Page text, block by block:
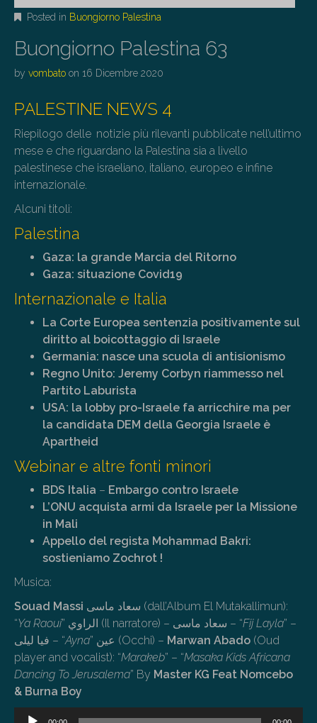
Posted in Buongiorno Palestina
Buongiorno Palestina 63
by vombato on 16 Dicembre 2020
PALESTINE NEWS 4
Riepilogo delle notizie più rilevanti pubblicate nell’ultimo
mese e che riguardano la Palestina sia a livello
palestinese che israeliano, italiano, europeo e infine
internazionale.
Alcuni titoli:
Palestina
Gaza: la grande Marcia del Ritorno
Gaza: situazione Covid19
Internazionale e Italia
La Corte Europea sentenzia positivamente sul
diritto al boicottaggio di Israele
Germania: nasce una scuola di antisionismo
Regno Unito: Jeremy Corbyn riammesso nel
Partito Laburista
USA: la lobby pro-Israele fa arricchire ma per
la candidata DEM della Georgia Israele è
Apartheid
Webinar e altre fonti minori
BDS Italia – Embargo contro Israele
L’ONU acquista armi da Israele per la Missione
in Mali
Appello del regista Mohammad Bakri:
sostieniamo Zochrot !
Musica:
Souad Massi
“Ya Raoui ” الراوي (Il narratore) – سعاد ماسى – “Fij Layla” –
فيا ليلى – “Ayna ” عين (Occhi) – Marwan Abado (Oud
player and vocalist): “Marakeb” – “Masaka Kids Africana
Dancing To Jerusalema” By Master KG Feat Nomcebo
& Burna Boy
Audio